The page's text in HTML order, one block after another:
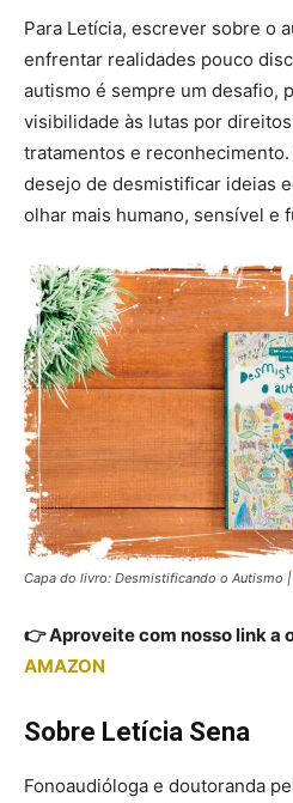
Para Letícia, escrever sobre o
enfrentar realidades pouco
autismo é sempre um desafio,
visibilidade às lutas por
tratamentos e
desejo de desmistificar ideias
olhar mais humano, sensível e
Capa do livro: Desmistificando o Autismo
👉 Aproveite com nosso link a
AMAZON
Sobre Letícia Sena
Fonoaudióloga e doutoranda